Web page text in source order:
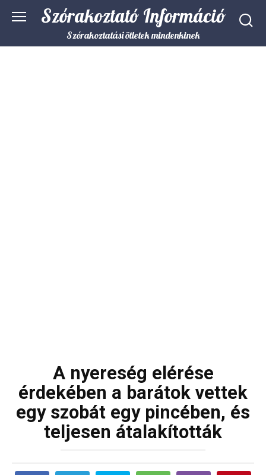
Szórakoztató Információ
Szórakoztatási ötletek mindenkinek
A nyereség elérése
érdekében a barátok vettek
egy szobát egy pincében, és
teljesen átalakították